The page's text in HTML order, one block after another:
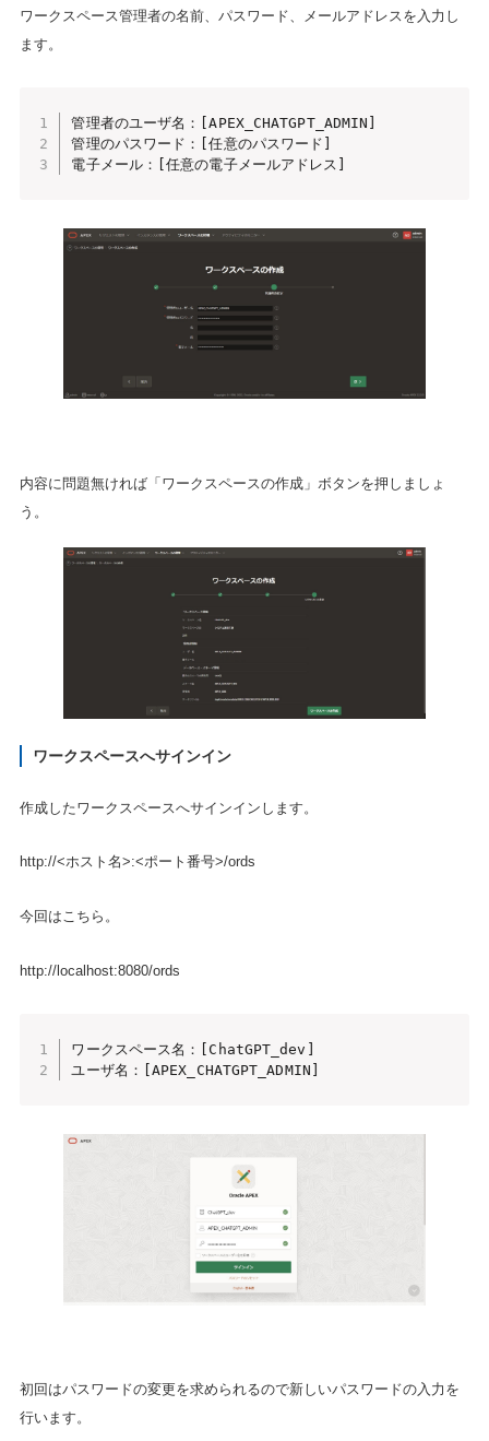
ワークスペース管理者の名前、パスワード、メールアドレスを入力し
ます。
管理者のユーザ名：[APEX_CHATGPT_ADMIN]
管理のパスワード：[任意のパスワード]
電子メール：[任意の電子メールアドレス]
内容に問題無ければ「ワークスペースの作成」ボタンを押しましょ
う。
ワークスペースへサインイン
作成したワークスペースへサインインします。
http://<ホスト名>:<ポート番号>/ords
今回はこちら。
http://localhost:8080/ords
ワークスペース名：[ChatGPT_dev]
ユーザ名：[APEX_CHATGPT_ADMIN]
初回はパスワードの変更を求められるので新しいパスワードの入力を
行います。